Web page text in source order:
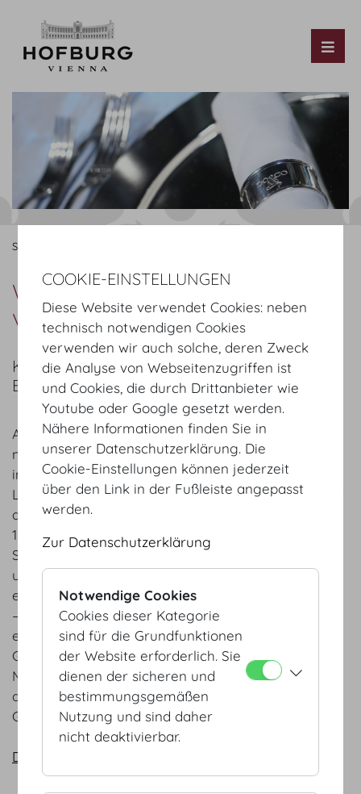
Startseite
WILLKOMMEN IN DER WELT
VON DO & CO
KULINARISCHE GENÜSSE AUF JEDEM
BANKETT UND IN DER LUFT
Als österreichisches, börsennotiertes Unternehmen
mit den drei Geschäftsbereichen Airline Catering,
internationales Event Catering und Restaurants,
Lounges & Hotel bieten wir Gourmet Entertainment
auf der ganzen Welt. Wir betreiben 32 Locations in
12 Ländern auf 3 Kontinenten, um die höchsten
Standards im Produkt- sowie Service-Bereich
umsetzen zu können. Wir veredeln Altbewährtes,
entwickeln das Unbekannte und wachsen konstant
– manchmal stärker und schneller, als wir es selbst
erwartet hätten. Die wichtigste Zutat des
Geheimrezeptes unseres Erfolgs sind unsere
Mitarbeiter und Mitarbeiterinnen – alle geprägt
durch eine eigene, starke Persönlichkeit und
Gastgeber aus Leidenschaft.
DO & CO auf Instagram
COOKIE-EINSTELLUNGEN
Diese Website verwendet Cookies: neben
technisch notwendigen Cookies
verwenden wir auch solche, deren Zweck
die Analyse von Webseitenzugriffen ist
und Cookies, die durch Drittanbieter wie
Youtube oder Google gesetzt werden.
Nähere Informationen finden Sie in
unserer Datenschutzerklärung. Die
Cookie-Einstellungen können jederzeit
über den Link in der Fußleiste angepasst
werden.
Zur Datenschutzerklärung
Notwendige Cookies
Cookies dieser Kategorie
sind für die Grundfunktionen
der Website erforderlich. Sie
dienen der sicheren und
bestimmungsgemäßen
Nutzung und sind daher
nicht deaktivierbar.